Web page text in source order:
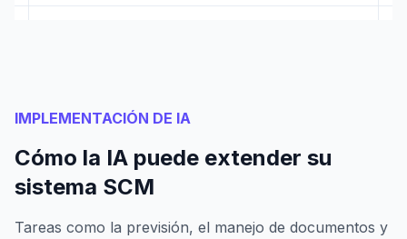
IMPLEMENTACIÓN DE IA
Cómo la IA puede extender su
sistema SCM
Tareas como la previsión, el manejo de documentos y